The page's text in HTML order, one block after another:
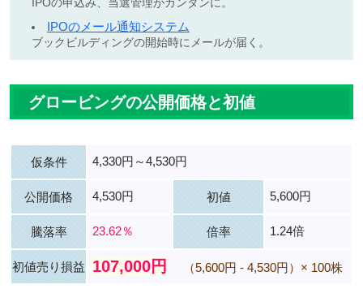
IPOのメール通知システム
ブックビルディングの開始時にメールが届く。
グロービングの公開価格と初値
仮条件 4,330円～4,530円
公開価格 4,530円 初値 5,600円
騰落率 23.62％ 倍率 1.24倍
初値売り損益 107,000円 （5,600円 - 4,530円）× 100株